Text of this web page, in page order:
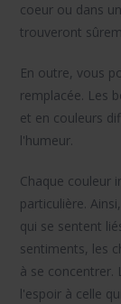
coeur ou dans
trouveront
En outre, vous
remplacée. Les
et en couleurs
l'humeur.
Chaque couleur
particulière.
qui se sentent
sentiments, les
à se concentrer.
l'espoir à celle